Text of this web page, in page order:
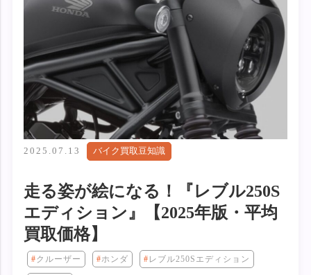
2025.07.13 バイク買取豆知識
走る姿が絵になる！『レブル250S
エディション』【2025年版・平均
買取価格】
クルーザー ホンダ レブル250Sエディション